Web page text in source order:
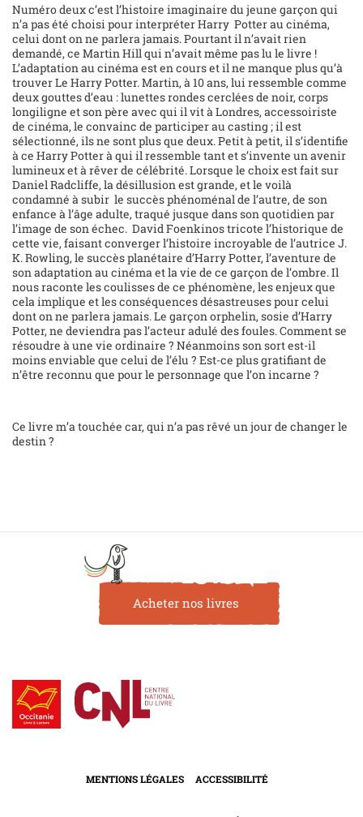
Numéro deux c’est l’histoire imaginaire du jeune garçon qui
n’a pas été choisi pour interpréter Harry Potter au cinéma,
celui dont on ne parlera jamais. Pourtant il n’avait rien
demandé, ce Martin Hill qui n’avait même pas lu le livre !
L’adaptation au cinéma est en cours et il ne manque plus qu’à
trouver Le Harry Potter. Martin, à 10 ans, lui ressemble comme
deux gouttes d’eau : lunettes rondes cerclées de noir, corps
longiligne et son père avec qui il vit à Londres, accessoiriste
de cinéma, le convainc de participer au casting ; il est
sélectionné, ils ne sont plus que deux. Petit à petit, il s’identifie
à ce Harry Potter à qui il ressemble tant et s’invente un avenir
lumineux et à rêver de célébrité. Lorsque le choix est fait sur
Daniel Radcliffe, la désillusion est grande, et le voilà
condamné à subir le succès phénoménal de l’autre, de son
enfance à l’âge adulte, traqué jusque dans son quotidien par
l’image de son échec. David Foenkinos tricote l’historique de
cette vie, faisant converger l’histoire incroyable de l’autrice J.
K. Rowling, le succès planétaire d’Harry Potter, l’aventure de
son adaptation au cinéma et la vie de ce garçon de l’ombre. Il
nous raconte les coulisses de ce phénomène, les enjeux que
cela implique et les conséquences désastreuses pour celui
dont on ne parlera jamais. Le garçon orphelin, sosie d’Harry
Potter, ne deviendra pas l’acteur adulé des foules. Comment se
résoudre à une vie ordinaire ? Néanmoins son sort est-il
moins enviable que celui de l’élu ? Est-ce plus gratifiant de
n’être reconnu que pour le personnage que l’on incarne ?
Ce livre m’a touchée car, qui n’a pas rêvé un jour de changer le
destin ?
Acheter nos livres
MENTIONS LÉGALES ACCESSIBILITÉ